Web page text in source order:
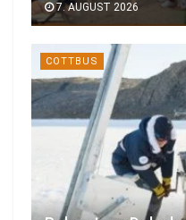
7. AUGUST 2026
COTTBUS